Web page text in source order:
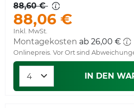
88,60 €
88,06 €
Inkl. MwSt.
Montagekosten ab 26,00 €
Onlinepreis. Vor Ort sind
IN DEN